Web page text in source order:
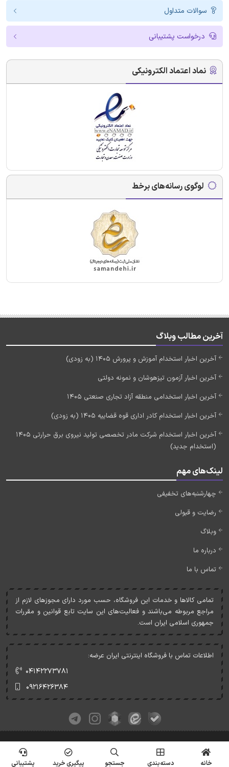
سوالات متداول
درخواست پشتیبانی
نماد اعتماد الکترونیکی
لوگوی رسانه‌های برخط
آخرین مطالب وبلاگ
آخرین اخبار استخدام آموزش و پرورش 1405 (به زودی)
آخرین اخبار آزمون تیزهوشان و نمونه دولتی
آخرین اخبار استخدامی منطقه آزاد تجاری صنعتی 1405
آخرین اخبار استخدام کادر اداری قوه قضاییه 1405 (به زودی)
آخرین اخبار استخدام شرکت مادر تخصصی تولید نیروی برق حرارتی 1405
(استخدام جدید)
لینک‌های مهم
چهارشنبه‌های تخفیفی
رضایت و قبولی
وبلاگ
درباره ما
تماس با ما
تمامی کالاها و خدمات اين فروشگاه، حسب مورد دارای مجوزهای لازم از
مراجع مربوطه می‌باشند و فعاليت‌های اين سايت تابع قوانين و مقررات
جمهوری اسلامی ايران است.
اطلاعات تماس با فروشگاه اینترنتی ایران عرضه:
۰۴۱۴۲۲۷۳۷۸۱
۰۹۲۱۶۴۲۶۳۸۴
کلیه حقوق این وبسایت متعلق به ایران عرضه می‌باشد.
© Copyrights - IranArze.ir - 1405
خانه دسته‌بندی جستجو پیگیری خرید پشتیبانی